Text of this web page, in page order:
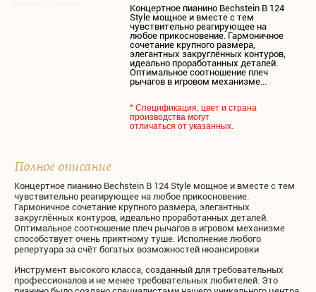
Концертное пианино Bechstein B 124
Style мощное и вместе с тем
чувствительно реагирующее на
любое прикосновение. Гармоничное
сочетание крупного размера,
элегантных закруглённых контуров,
идеально проработанных деталей.
Оптимальное соотношение плеч
рычагов в игровом механизме...
* Спецификация, цвет и страна
производства могут
отличаться от указанных.
Полное описание
Концертное пианино Bechstein B 124 Style мощное и вместе с тем
чувствительно реагирующее на любое прикосновение.
Гармоничное сочетание крупного размера, элегантных
закруглённых контуров, идеально проработанных деталей.
Оптимальное соотношение плеч рычагов в игровом механизме
способствует очень приятному туше. Исполнение любого
репертуара за счёт богатых возможностей нюансировки
Инструмент высокого класса, созданный для требовательных
профессионалов и не менее требовательных любителей. Это